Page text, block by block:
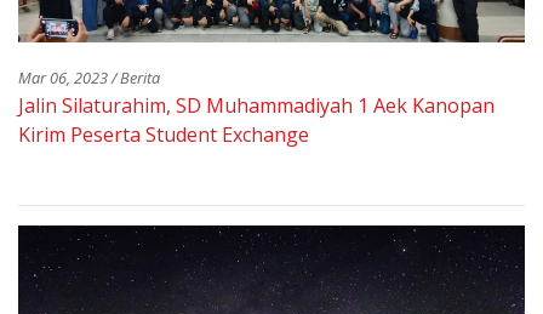
Mar 06, 2023 / Berita
Jalin Silaturahim, SD Muhammadiyah 1 Aek Kanopan
Kirim Peserta Student Exchange